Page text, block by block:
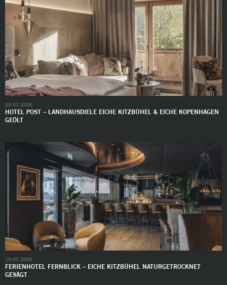
HOTEL POST – LANDHAUSDIELE EICHE KITZBÜHEL & EICHE KOPENHAGEN
GEÖLT
20.01.2026
FERIENHOTEL FERNBLICK – EICHE KITZBÜHEL NATURGETROCKNET
GESÄGT
19.01.2026